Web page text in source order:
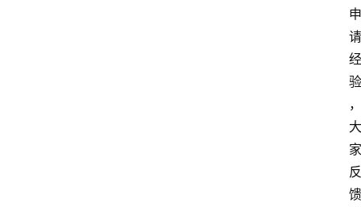
申
请
经
验
，
大
家
反
馈